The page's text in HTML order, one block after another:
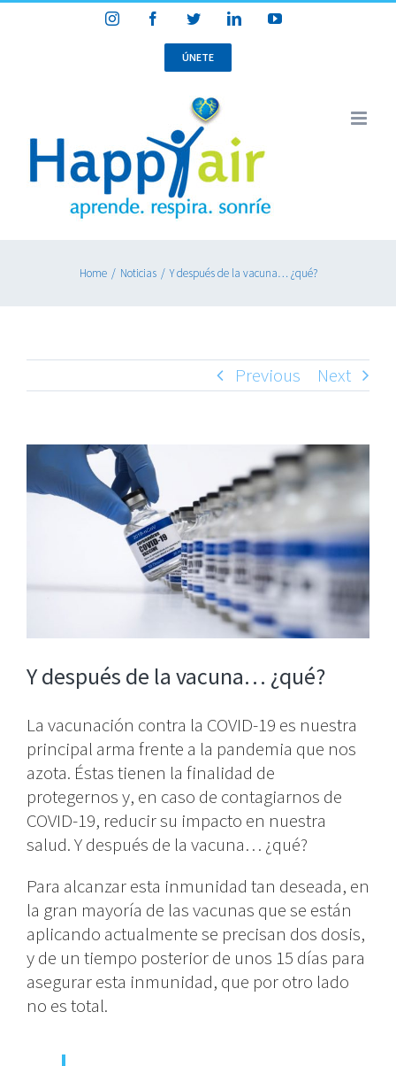
InstagramFacebookTwitterLinkedInYouTube
ÚNETE
Home / Noticias / Y después de la vacuna… ¿qué?
Previous Next
Larger
Image
Y después de la vacuna… ¿qué?
La vacunación contra la COVID-19 es nuestra
principal arma frente a la pandemia que nos
azota. Éstas tienen la finalidad de
protegernos y, en caso de contagiarnos de
COVID-19, reducir su impacto en nuestra
salud. Y después de la vacuna… ¿qué?
Para alcanzar esta inmunidad tan deseada, en
la gran mayoría de las vacunas que se están
aplicando actualmente se precisan dos dosis,
y de un tiempo posterior de unos 15 días para
asegurar esta inmunidad, que por otro lado
no es total.